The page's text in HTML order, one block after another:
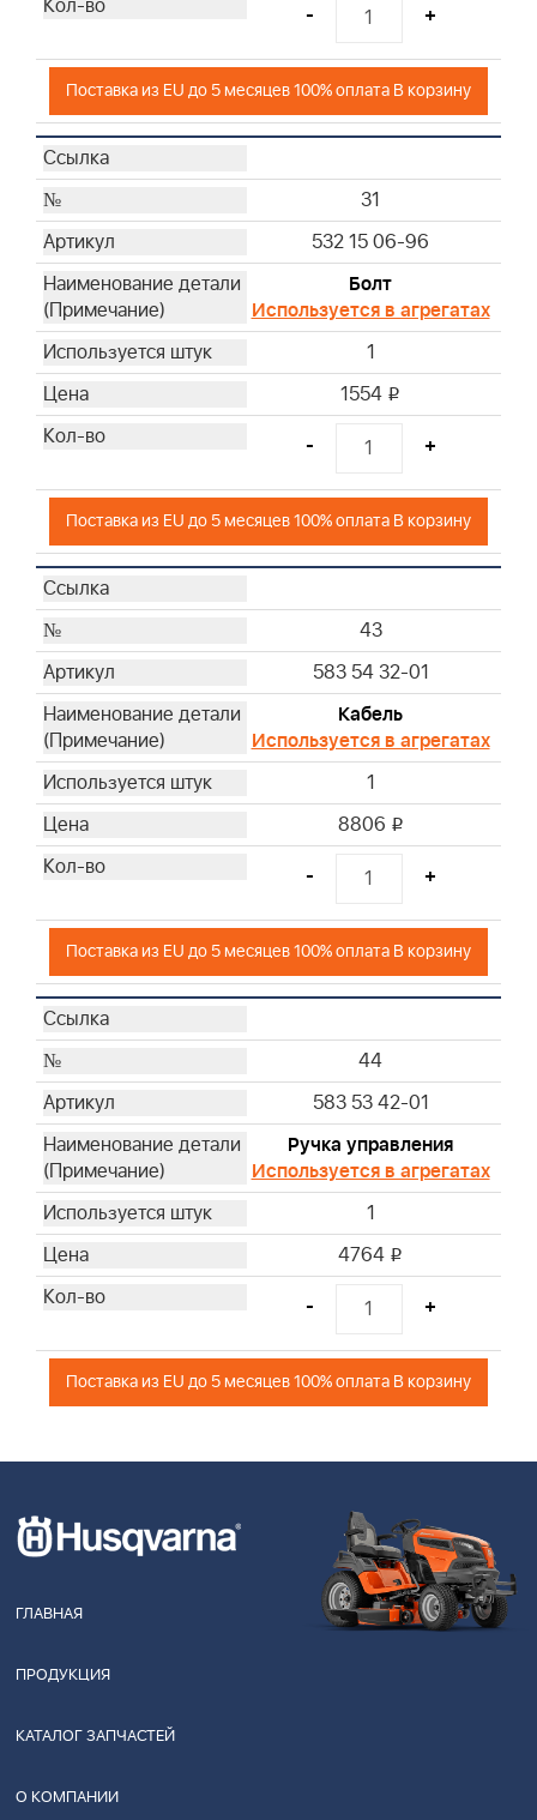
- +
Поставка из EU до 5 месяцев 100% оплата В корзину
31
532 15 06-96
Болт
Используется в агрегатах
1
1554 i
- +
Поставка из EU до 5 месяцев 100% оплата В корзину
43
583 54 32-01
Кабель
Используется в агрегатах
1
8806 i
- +
Поставка из EU до 5 месяцев 100% оплата В корзину
44
583 53 42-01
Ручка управления
Используется в агрегатах
1
4764 i
- +
Поставка из EU до 5 месяцев 100% оплата В корзину
ГЛАВНАЯ
ПРОДУКЦИЯ
КАТАЛОГ ЗАПЧАСТЕЙ
О КОМПАНИИ